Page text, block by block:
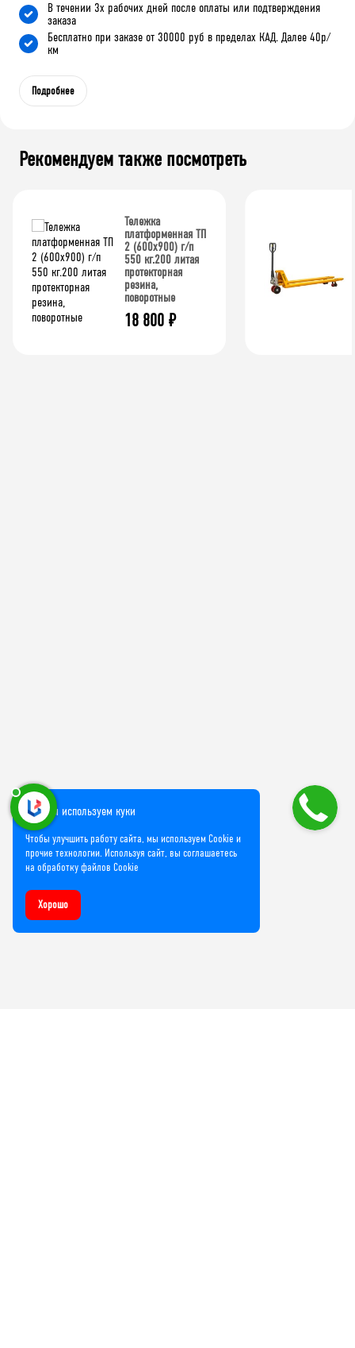
В течении 3х рабочих дней после оплаты или подтверждения
заказа
Бесплатно при заказе от 30000 руб в пределах КАД. Далее 40р/
км
Подробнее
Рекомендуем также посмотреть
Тележка
платформенная ТП
2 (600х900) г/п
550 кг.200 литая
протекторная
резина,
поворотные
18 800 ₽
Мы используем куки
Чтобы улучшить работу сайта, мы используем Cookie и
прочие технологии. Используя сайт, вы соглашаетесь
на обработку файлов Cookie
Хорошо